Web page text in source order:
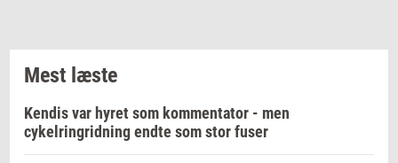
Mest læste
Kendis var hyret som kommentator - men
cykelringridning endte som stor fuser